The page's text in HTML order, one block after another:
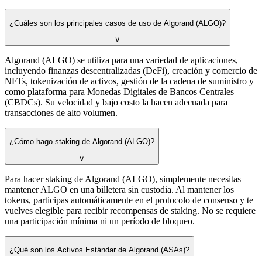
¿Cuáles son los principales casos de uso de Algorand (ALGO)?
∨
Algorand (ALGO) se utiliza para una variedad de aplicaciones,
incluyendo finanzas descentralizadas (DeFi), creación y comercio de
NFTs, tokenización de activos, gestión de la cadena de suministro y
como plataforma para Monedas Digitales de Bancos Centrales
(CBDCs). Su velocidad y bajo costo la hacen adecuada para
transacciones de alto volumen.
¿Cómo hago staking de Algorand (ALGO)?
∨
Para hacer staking de Algorand (ALGO), simplemente necesitas
mantener ALGO en una billetera sin custodia. Al mantener los
tokens, participas automáticamente en el protocolo de consenso y te
vuelves elegible para recibir recompensas de staking. No se requiere
una participación mínima ni un período de bloqueo.
¿Qué son los Activos Estándar de Algorand (ASAs)?